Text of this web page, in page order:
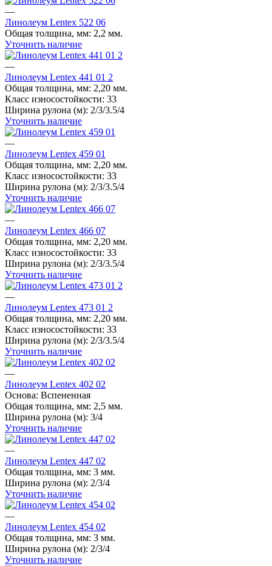
сценический линолеум
линолеум 33 класс
токопроводящий линолеум
—
Линолеум Lentex 522 06
Общая толщина, мм: 2,2 мм.
Уточнить наличие
—
Линолеум Lentex 441 01 2
Общая толщина, мм: 2,20 мм.
Класс износостойкости: 33
Ширина рулона (м): 2/3/3.5/4
Уточнить наличие
—
Линолеум Lentex 459 01
Общая толщина, мм: 2,20 мм.
Класс износостойкости: 33
Ширина рулона (м): 2/3/3.5/4
Уточнить наличие
—
Линолеум Lentex 466 07
Общая толщина, мм: 2,20 мм.
Класс износостойкости: 33
Ширина рулона (м): 2/3/3.5/4
Уточнить наличие
—
Линолеум Lentex 473 01 2
Общая толщина, мм: 2,20 мм.
Класс износостойкости: 33
Ширина рулона (м): 2/3/3.5/4
Уточнить наличие
—
Линолеум Lentex 402 02
Основа: Вспененная
Общая толщина, мм: 2,5 мм.
Ширина рулона (м): 3/4
Уточнить наличие
—
Линолеум Lentex 447 02
Общая толщина, мм: 3 мм.
Ширина рулона (м): 2/3/4
Уточнить наличие
—
Линолеум Lentex 454 02
Общая толщина, мм: 3 мм.
Ширина рулона (м): 2/3/4
Уточнить наличие